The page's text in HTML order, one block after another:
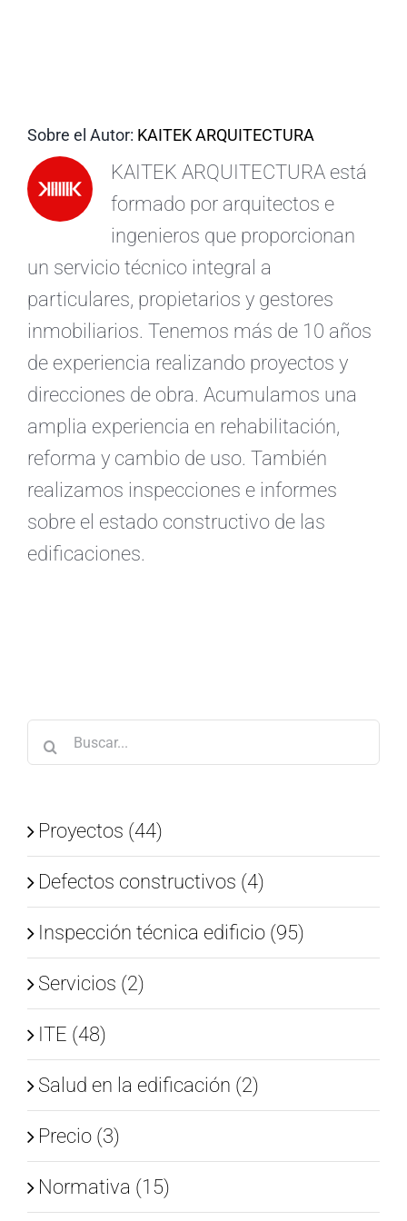
Sobre el Autor: KAITEK ARQUITECTURA
KAITEK ARQUITECTURA está
formado por arquitectos e
ingenieros que proporcionan
un servicio técnico integral a
particulares, propietarios y gestores
inmobiliarios. Tenemos más de 10 años
de experiencia realizando proyectos y
direcciones de obra. Acumulamos una
amplia experiencia en rehabilitación,
reforma y cambio de uso. También
realizamos inspecciones e informes
sobre el estado constructivo de las
edificaciones.
Buscar:
Proyectos (44)
Defectos constructivos (4)
Inspección técnica edificio (95)
Servicios (2)
ITE (48)
Salud en la edificación (2)
Precio (3)
Normativa (15)